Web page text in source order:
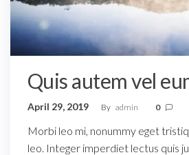
Quis autem vel
April 29, 2019 By admin 0
Morbi leo mi, nonummy eget
leo. Integer imperdiet lectus quis